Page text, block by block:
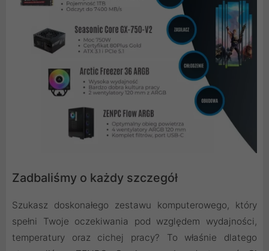
Zadbaliśmy o każdy szczegół
Szukasz doskonałego zestawu komputerowego, który
spełni Twoje oczekiwania pod względem wydajności,
temperatury oraz cichej pracy? To właśnie dlatego